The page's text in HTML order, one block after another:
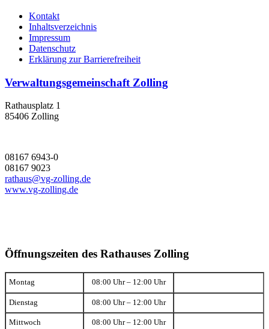
Kontakt
Inhaltsverzeichnis
Impressum
Datenschutz
Erklärung zur Barrierefreiheit
Verwaltungsgemeinschaft Zolling
Rathausplatz 1
85406 Zolling
08167 6943-0
08167 9023
rathaus@vg-zolling.de
www.vg-zolling.de
Öffnungszeiten des Rathauses Zolling
Montag 08:00 Uhr – 12:00 Uhr
Dienstag 08:00 Uhr – 12:00 Uhr
Mittwoch 08:00 Uhr – 12:00 Uhr